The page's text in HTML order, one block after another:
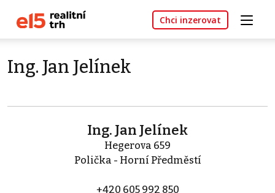
Chci inzerovat
Ing. Jan Jelínek
Ing. Jan Jelínek
Hegerova 659
Polička - Horní Předměstí
+420 605 992 850